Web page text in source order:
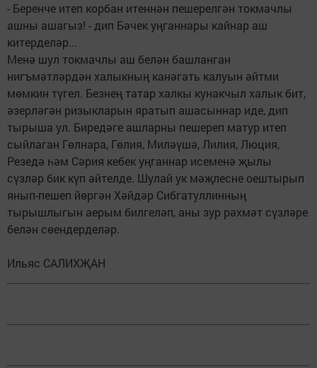
- Беренче итеп корбан итеннән пешерелгән токмачлы
ашны ашагыз! - дип Бәчек уңганнары кайнар аш
китерделәр...
Менә шул токмачлы аш белән башланган
нигъмәтләрдән халыкның канәгать калуын әйтми
мөмкин түгел. Безнең татар халкы кунакчыл халык бит,
әзерләгән ризыкларын яратып ашасыннар иде, дип
тырыша ул. Биредәге ашларны пешереп матур итеп
сыйлаган Гөлнара, Гөлия, Миләүшә, Лилия, Люция,
Резедә һәм Сәрия кебек уңганнар исеменә җылы
сүзләр бик күп әйтелде. Шулай ук мәҗлесне оештырып
янып-пешеп йөргән Хәйдәр Сибгатуллинның
тырышлыгын аерым билгеләп, аны зур рәхмәт сүзләре
белән сөендерделәр.
Ильяс САЛИХҖАН